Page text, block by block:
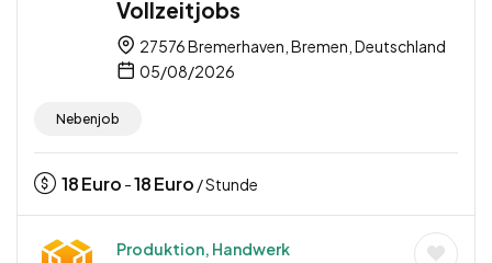
Vollzeitjobs
27576 Bremerhaven, Bremen, Deutschland
05/08/2026
Nebenjob
18Euro -18Euro / Stunde
Produktion, Handwerk